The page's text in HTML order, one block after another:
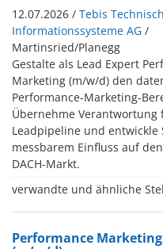
12.07.2026 / Tebis
Informationssysteme AG /
Martinsried/Planegg
Gestalte als Lead Expert
Marketing (m/w/d) den
Performance-Marketing-
Übernehme Verantwortung
Leadpipeline und entwickle
messbarem Einfluss auf
DACH-Markt.
verwandte und ähnliche
Performance